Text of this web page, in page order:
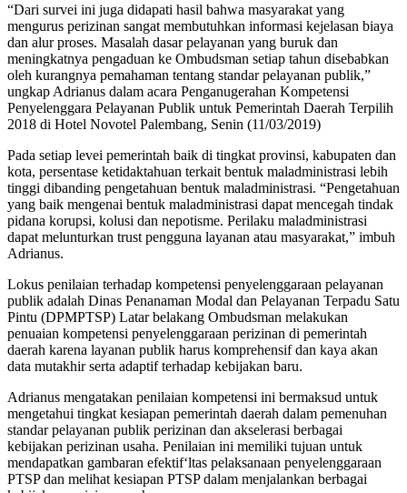
“Dari survei ini juga didapati hasil bahwa masyarakat yang
mengurus perizinan sangat membutuhkan informasi kejelasan biaya
dan alur proses. Masalah dasar pelayanan yang buruk dan
meningkatnya pengaduan ke Ombudsman setiap tahun disebabkan
oleh kurangnya pemahaman tentang standar pelayanan publik,”
ungkap Adrianus dalam acara Penganugerahan Kompetensi
Penyelenggara Pelayanan Publik untuk Pemerintah Daerah Terpilih
2018 di Hotel Novotel Palembang, Senin (11/03/2019)
Pada setiap levei pemerintah baik di tingkat provinsi, kabupaten dan
kota, persentase ketidaktahuan terkait bentuk maladministrasi lebih
tinggi dibanding pengetahuan bentuk maladministrasi. “Pengetahuan
yang baik mengenai bentuk maladministrasi dapat mencegah tindak
pidana korupsi, kolusi dan nepotisme. Perilaku maladministrasi
dapat melunturkan trust pengguna layanan atau masyarakat,” imbuh
Adrianus.
Lokus penilaian terhadap kompetensi penyelenggaraan pelayanan
publik adalah Dinas Penanaman Modal dan Pelayanan Terpadu Satu
Pintu (DPMPTSP) Latar belakang Ombudsman melakukan
penuaian kompetensi penyelenggaraan perizinan di pemerintah
daerah karena layanan publik harus komprehensif dan kaya akan
data mutakhir serta adaptif terhadap kebijakan baru.
Adrianus mengatakan penilaian kompetensi ini bermaksud untuk
mengetahui tingkat kesiapan pemerintah daerah dalam pemenuhan
standar pelayanan publik perizinan dan akselerasi berbagai
kebijakan perizinan usaha. Penilaian ini memiliki tujuan untuk
mendapatkan gambaran efektif‘ltas pelaksanaan penyelenggaraan
PTSP dan melihat kesiapan PTSP dalam menjalankan berbagai